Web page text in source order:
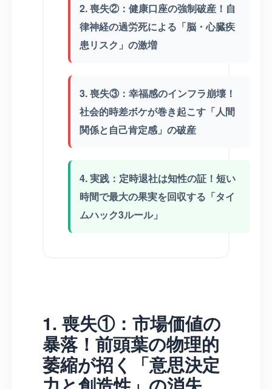
2. 喪失②：健康口座の強制破産！自
律神経の過労死による「脳・心臓疾
患リスク」の激増
3. 喪失③：幸福感のインフラ崩壊！
社会的時差ボケが巻き起こす「人間
関係と自己肯定感」の破産
4. 実践：定時退社は知性の証！短い
時間で最大の果実を回収する「タイ
ムハック3ルール」
1. 喪失①：市場価値の
暴落！前頭葉の物理的
萎縮が招く「意思決定